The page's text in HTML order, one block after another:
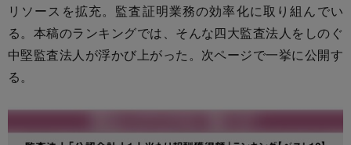
リソースを拡充。監査証明業務の効率化に取り組んでい
る。本稿のランキングでは、そんな四大監査法人をしのぐ
中堅監査法人が浮かび上がった。次ページで一挙に公開す
る。